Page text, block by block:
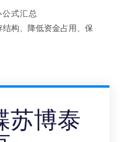
式汇总
构、降低资金占用、保
苏博泰